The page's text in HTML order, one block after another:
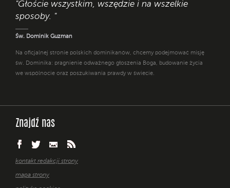
"Głoście wszystkim, wszędzie i na wszelkie
sposoby. "
Św. Dominik Guzman
Na oficjalnej stronie polskich dominikanów, chcemy podejmować misję
św. Dominika: pragnienie odważnego głoszenia Boga, budowanie życia
we wspólnocie oraz poszukiwania prawdy w świecie.
Znajdź nas
kontakt redakcji strony
mapa strony